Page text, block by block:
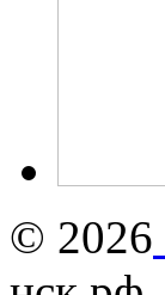
© 2026